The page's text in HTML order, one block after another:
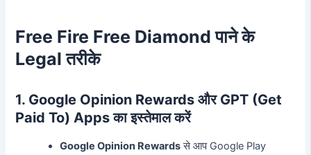
Free Fire Free Diamond पाने के
Legal तरीके
1. Google Opinion Rewards और GPT (Get
Paid To) Apps का इस्तेमाल करें
Google Opinion Rewardsसे आप Google Play